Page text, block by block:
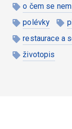
o čem se
polévky
restaurace a
životopis